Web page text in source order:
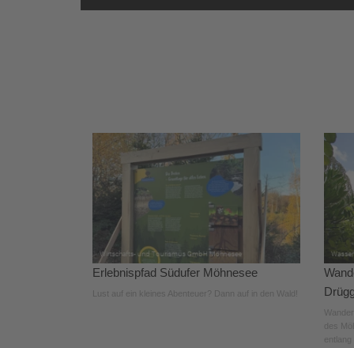
Erlebnispfad Südufer Möhnesee
Lust auf ein kleines Abenteuer? Dann auf in den Wald!
des